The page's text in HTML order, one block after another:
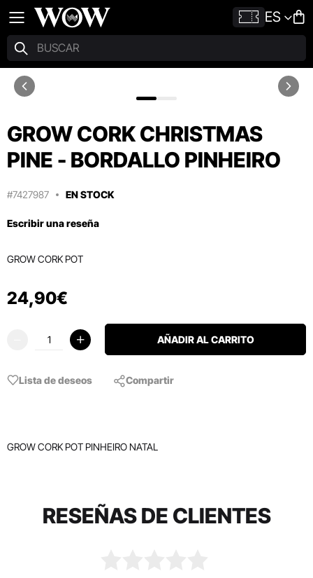
ES
GROW CORK CHRISTMAS
PINE - BORDALLO PINHEIRO
#7427987 EN STOCK
Escribir una reseña
GROW CORK POT
24,90€
AÑADIR AL CARRITO
Lista de deseos Compartir
GROW CORK POT PINHEIRO NATAL
RESEÑAS DE CLIENTES